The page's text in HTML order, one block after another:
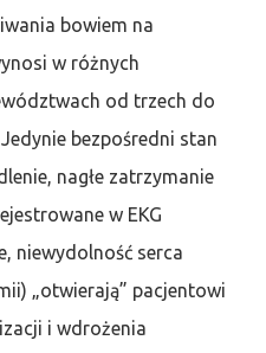
bowiem na
w różnych
od trzech do
bezpośredni stan
nagłe zatrzymanie
w EKG
niewydolność serca
„otwierają” pacjentowi
i wdrożenia